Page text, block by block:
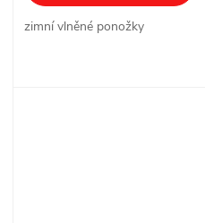
zimní vlněné ponožky